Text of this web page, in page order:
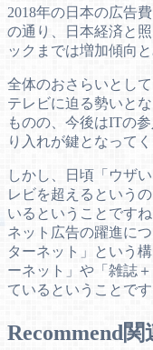
2018年の日本の広告
の通り、日本経済と
ックまでは増加傾向
全体のおさらいとし
テレビに迫る勢いと
ものの、今後はITの
り入れが鍵となってく
しかし、日頃「ウザ
レビを超えるという
いるということですね
ネット広告の躍進に
ターネット」という
ーネット」や「雑誌
ているということです
Recommend 関